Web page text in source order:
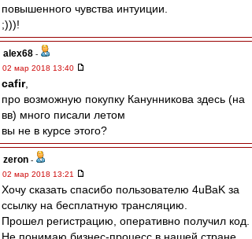
повышенного чувства интуиции.
;)))!
alex68 -
02 мар 2018 13:40
cafir,
про возможную покупку Канунникова здесь (на
вв) много писали летом
вы не в курсе этого?
zeron -
02 мар 2018 13:21
Хочу сказать спасибо пользователю 4uBaK за
ссылку на бесплатную трансляцию.
Прошел регистрацию, оперативно получил код.